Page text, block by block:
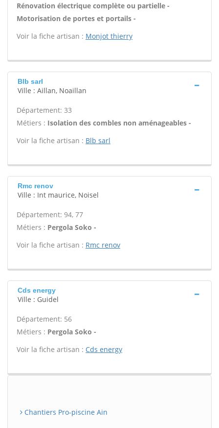
Rénovation électrique complète ou partielle -
Motorisation de portes et portails -
Voir la fiche artisan : Monjot thierry
Blb sarl
Ville : Aillan, Noaillan
Département: 33
Métiers : Isolation des combles non aménageables -
Voir la fiche artisan : Blb sarl
Rmc renov
Ville : Int maurice, Noisel
Département: 94, 77
Métiers : Pergola Soko -
Voir la fiche artisan : Rmc renov
Cds energy
Ville : Guidel
Département: 56
Métiers : Pergola Soko -
Voir la fiche artisan : Cds energy
Chantiers Pro-piscine Ain